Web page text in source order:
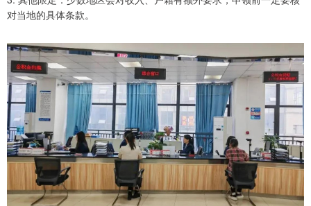
对当地的具体条款。